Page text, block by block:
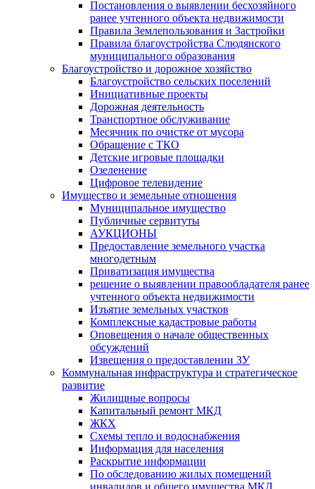
Постановления о выявлении бесхозяйного
ранее учтенного объекта недвижимости
Правила Землепользования и Застройки
Правила благоустройства Слюдянского
муниципального образования
Благоустройство и дорожное хозяйство
Благоустройство сельских поселений
Инициативные проекты
Дорожная деятельность
Транспортное обслуживание
Месячник по очистке от мусора
Обращение с ТКО
Детские игровые площадки
Озеленение
Цифровое телевидение
Имущество и земельные отношения
Муниципальное имущество
Публичные сервитуты
АУКЦИОНЫ
Предоставление земельного участка
многодетным
Приватизация имущества
решение о выявлении правообладателя ранее
учтенного объекта недвижимости
Изъятие земельных участков
Комплексные кадастровые работы
Оповещения о начале общественных
обсуждений
Извещения о предоставлении ЗУ
Коммунальная инфраструктура и стратегическое
развитие
Жилищные вопросы
Капитальный ремонт МКД
ЖКХ
Схемы тепло и водоснабжения
Информация для населения
Раскрытие информации
По обследованию жилых помещений